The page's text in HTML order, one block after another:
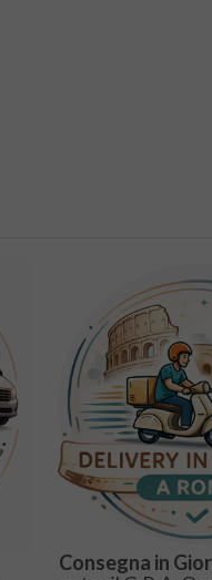
Consegna in